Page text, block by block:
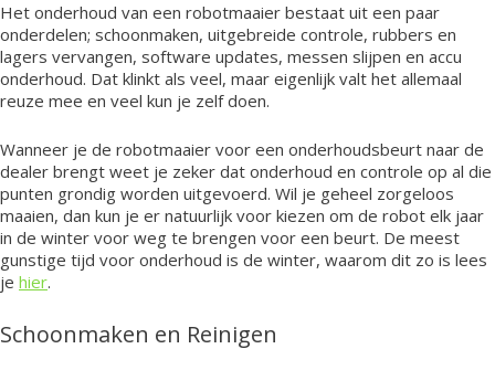
Het onderhoud van een robotmaaier bestaat uit een paar
onderdelen; schoonmaken, uitgebreide controle, rubbers en
lagers vervangen, software updates, messen slijpen en accu
onderhoud. Dat klinkt als veel, maar eigenlijk valt het allemaal
reuze mee en veel kun je zelf doen.
Wanneer je de robotmaaier voor een onderhoudsbeurt naar de
dealer brengt weet je zeker dat onderhoud en controle op al die
punten grondig worden uitgevoerd. Wil je geheel zorgeloos
maaien, dan kun je er natuurlijk voor kiezen om de robot elk jaar
in de winter voor weg te brengen voor een beurt. De meest
gunstige tijd voor onderhoud is de winter, waarom dit zo is lees
je hier.
Schoonmaken en Reinigen